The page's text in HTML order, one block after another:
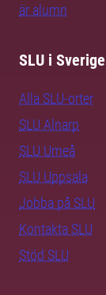
är alumn
SLU i Sverige
Alla SLU-orter
SLU Alnarp
SLU Umeå
SLU Uppsala
Jobba på SLU
Kontakta SLU
Stöd SLU